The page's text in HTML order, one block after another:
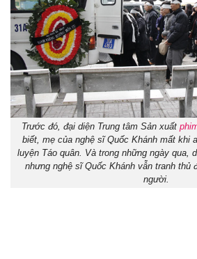
Trước đó, đại diện Trung tâm Sản xuất
biết, mẹ của nghệ sĩ Quốc Khánh mất khi
luyện Táo quân. Và trong những ngày qua,
nhưng nghệ sĩ Quốc Khánh vẫn tranh thủ
người.